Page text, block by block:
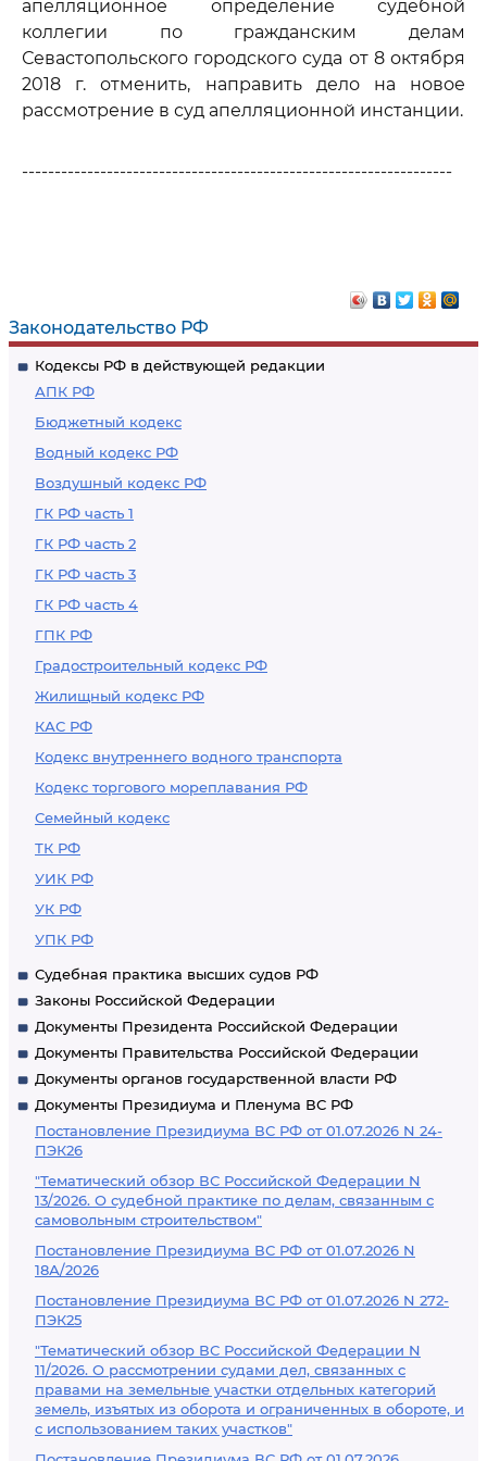
Законодательство РФ
Кодексы РФ в действующей редакции
АПК РФ
Бюджетный кодекс
Водный кодекс РФ
Воздушный кодекс РФ
ГК РФ часть 1
ГК РФ часть 2
ГК РФ часть 3
ГК РФ часть 4
ГПК РФ
Градостроительный кодекс РФ
Жилищный кодекс РФ
КАС РФ
Кодекс внутреннего водного транспорта
Кодекс торгового мореплавания РФ
Семейный кодекс
ТК РФ
УИК РФ
УК РФ
УПК РФ
Судебная практика высших судов РФ
Законы Российской Федерации
Документы Президента Российской Федерации
Документы Правительства Российской Федерации
Документы органов государственной власти РФ
Документы Президиума и Пленума ВС РФ
Постановление Президиума ВС РФ от 01.07.2026 N 24-
ПЭК26
"Тематический обзор ВС Российской Федерации N
13/2026. О судебной практике по делам, связанным с
самовольным строительством"
Постановление Президиума ВС РФ от 01.07.2026 N
18А/2026
Постановление Президиума ВС РФ от 01.07.2026 N 272-
ПЭК25
"Тематический обзор ВС Российской Федерации N
11/2026. О рассмотрении судами дел, связанных с
правами на земельные участки отдельных категорий
земель, изъятых из оборота и ограниченных в обороте, и
с использованием таких участков"
апелляционное определение судебной
коллегии по гражданским делам
Севастопольского городского суда от 8 октября
2018 г. отменить, направить дело на новое
рассмотрение в суд апелляционной инстанции.
------------------------------------------------------------------